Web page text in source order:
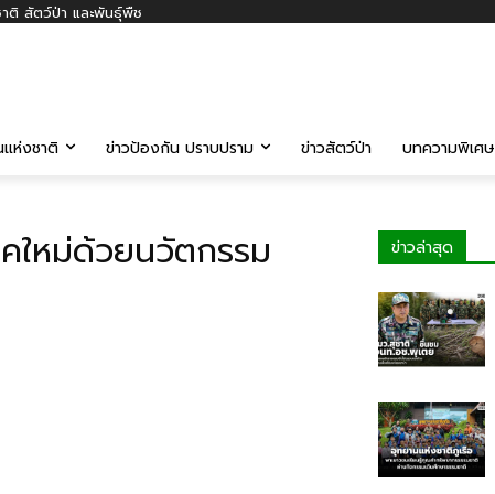
าติ สัตว์ป่า และพันธุ์พืช
แห่งชาติ ข่าวป้องกัน ปราบปราม ข่าวสัตว์ป่า บทความพิเศษ
ใหม่ด้วยนวัตกรรม ข่าวล่าสุด